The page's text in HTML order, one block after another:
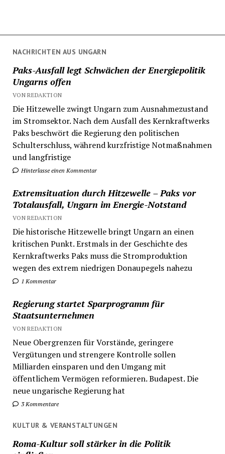
NACHRICHTEN AUS UNGARN
Paks-Ausfall legt Schwächen der Energiepolitik
Ungarns offen
VON REDAKTION
Die Hitzewelle zwingt Ungarn zum Ausnahmezustand
im Stromsektor. Nach dem Ausfall des Kernkraftwerks
Paks beschwört die Regierung den politischen
Schulterschluss, während kurzfristige Notmaßnahmen
und langfristige
Hinterlasse einen Kommentar
Extremsituation durch Hitzewelle – Paks vor
Totalausfall, Ungarn im Energie-Notstand
VON REDAKTION
Die historische Hitzewelle bringt Ungarn an einen
kritischen Punkt. Erstmals in der Geschichte des
Kernkraftwerks Paks muss die Stromproduktion
wegen des extrem niedrigen Donaupegels nahezu
1 Kommentar
Regierung startet Sparprogramm für
Staatsunternehmen
VON REDAKTION
Neue Obergrenzen für Vorstände, geringere
Vergütungen und strengere Kontrolle sollen
Milliarden einsparen und den Umgang mit
öffentlichem Vermögen reformieren. Budapest. Die
neue ungarische Regierung hat
3 Kommentare
KULTUR & VERANSTALTUNGEN
Roma-Kultur soll stärker in die Politik